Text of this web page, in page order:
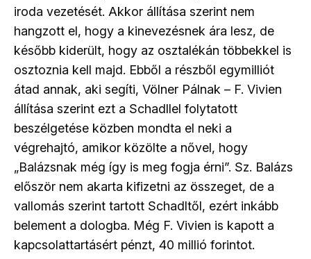
iroda vezetését. Akkor állítása szerint nem
hangzott el, hogy a kinevezésnek ára lesz, de
később kiderült, hogy az osztalékán többekkel is
osztoznia kell majd. Ebből a részből egymilliót
átad annak, aki segíti, Völner Pálnak – F. Vivien
állítása szerint ezt a Schadllel folytatott
beszélgetése közben mondta el neki a
végrehajtó, amikor közölte a nővel, hogy
„Balázsnak még így is meg fogja érni”. Sz. Balázs
először nem akarta kifizetni az összeget, de a
vallomás szerint tartott Schadltől, ezért inkább
belement a dologba. Még F. Vivien is kapott a
kapcsolattartásért pénzt, 40 millió forintot.